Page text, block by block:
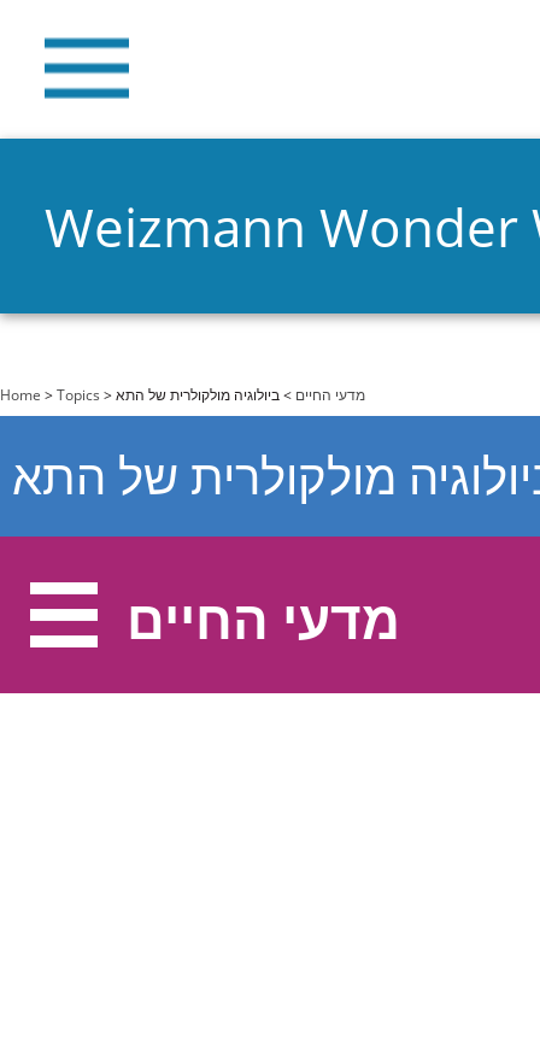
Weizmann Wonder
You are here
Home >Topics > מדעי החיים > ביולוגיה מולקולרית של התא
מולקולרית של התא
מדעי החיים